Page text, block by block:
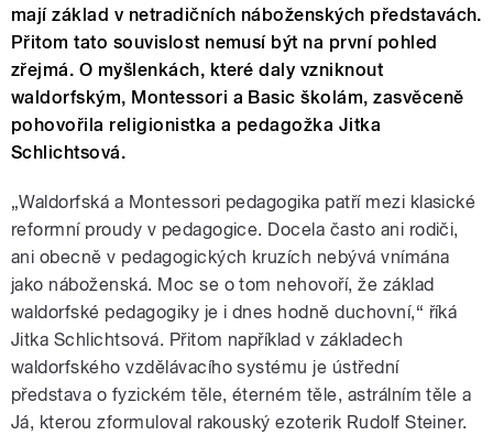
mají základ v netradičních náboženských představách.
Přitom tato souvislost nemusí být na první pohled
zřejmá. O myšlenkách, které daly vzniknout
waldorfským, Montessori a Basic školám, zasvěceně
pohovořila religionistka a pedagožka Jitka
Schlichtsová.
„Waldorfská a Montessori pedagogika patří mezi klasické
reformní proudy v pedagogice. Docela často ani rodiči,
ani obecně v pedagogických kruzích nebývá vnímána
jako náboženská. Moc se o tom nehovoří, že základ
waldorfské pedagogiky je i dnes hodně duchovní,“ říká
Jitka Schlichtsová. Přitom například v základech
waldorfského vzdělávacího systému je ústřední
představa o fyzickém těle, éterném těle, astrálním těle a
Já, kterou zformuloval rakouský ezoterik Rudolf Steiner.